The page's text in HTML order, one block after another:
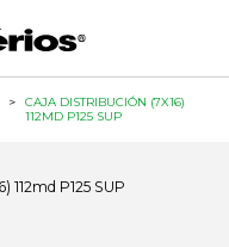
>
CAJA DISTRIBUCIÓN (7X16)
112MD P125 SUP